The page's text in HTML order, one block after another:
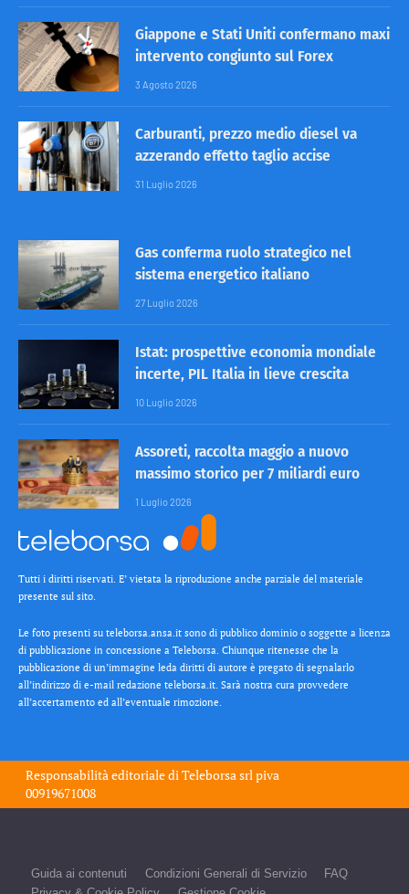
Giappone e Stati Uniti confermano maxi
intervento congiunto sul Forex
3 Agosto 2026
Carburanti, prezzo medio diesel va
azzerando effetto taglio accise
31 Luglio 2026
Gas conferma ruolo strategico nel
sistema energetico italiano
27 Luglio 2026
Istat: prospettive economia mondiale
incerte, PIL Italia in lieve crescita
10 Luglio 2026
Assoreti, raccolta maggio a nuovo
massimo storico per 7 miliardi euro
1 Luglio 2026
Tutti i diritti riservati. E’ vietata la riproduzione anche parziale del materiale
presente sul sito.
Le foto presenti su teleborsa.ansa.it sono di pubblico dominio o soggette a licenza
di pubblicazione in concessione a Teleborsa. Chiunque ritenesse che la
pubblicazione di un’immagine leda diritti di autore è pregato di segnalarlo
all’indirizzo di e-mail redazione teleborsa.it. Sarà nostra cura provvedere
all’accertamento ed all’eventuale rimozione.
Responsabilità editoriale diTeleborsa srl piva
00919671008
Guida ai contenuti Condizioni Generali di Servizio
FAQ